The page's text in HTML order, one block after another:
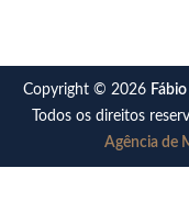
Copyright © 2026
Todos os direitos
Agência de